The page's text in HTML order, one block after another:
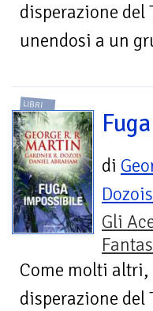
disperazione del
unendosi a un
LIBRI
di
Dozois
Gli
Come molti altri,
disperazione del